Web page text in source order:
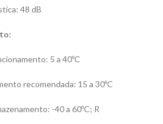
48 dB
5 a 40ºC
recomendada: 15 a 30ºC
-40 a 60ºC; R